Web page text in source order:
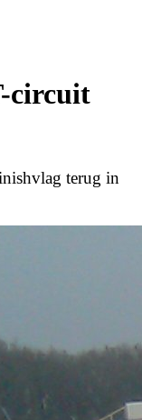
circuit
terug in